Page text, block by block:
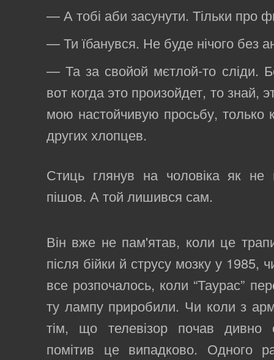
— А тобі аби засунути. Тільки про
— Ти їбанувся. Не буде нічого без
— Та за свойой мєтлой-то сліди.
вот когда это произойдет, то знай,
мою настойчивую просьбу, только
других хлопцев.
Стиць глянув на чоловіка як не
пішов. А той лишився сам.
Він вже не пам'ятав, коли це
після бійки й струсу мозку у 1985,
все розпочалось, коли “Таурас”
ту лампу приробили. Чи коли з
тім, що телевізор почав дивно
помітив це випадково. Одного